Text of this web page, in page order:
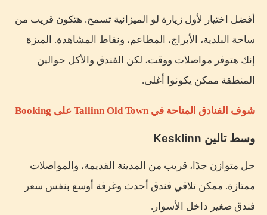
أفضل اختيار لأول زيارة لو الميزانية تسمح. هتكون قريب من
ساحة البلدية، الأبراج، المطاعم، ونقاط المشاهدة. الميزة
إنك هتوفر مواصلات ووقت، لكن الفندق والأكل حوالين
المنطقة ممكن يكونوا أغلى.
شوف الفنادق المتاحة في Tallinn Old Town على Booking
وسط تالين Kesklinn
حل متوازن جدًا، قريب من المدينة القديمة، والمواصلات
ممتازة. ممكن تلاقي فندق أحدث وغرفة أوسع بنفس سعر
فندق صغير داخل الأسوار.